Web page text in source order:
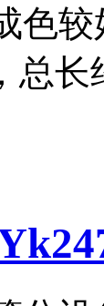
色
总